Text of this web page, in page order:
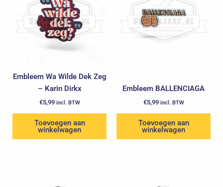
Embleem Wa Wilde Dek Zeg
– Karin Dirkx
€5,99 incl. BTW
Toevoegen aan
winkelwagen
Embleem BALLENCIAGA
€5,99 incl. BTW
Toevoegen aan
winkelwagen